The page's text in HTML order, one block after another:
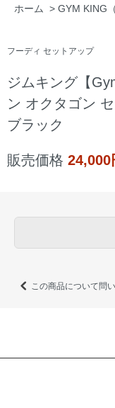
ホーム > GYM KING
フーディ セットアップ
ジムキング【
ン オクタゴン
ブラック
販売価格 24,000
この商品について問